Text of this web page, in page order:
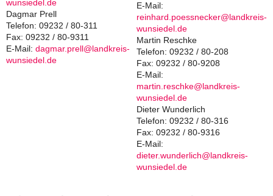
wunsiedel.de
Dagmar Prell
Telefon: 09232 / 80-311
Fax: 09232 / 80-9311
E-Mail: dagmar.prell@landkreis-
wunsiedel.de
E-Mail:
reinhard.poessnecker@landkreis-
wunsiedel.de
Martin Reschke
Telefon: 09232 / 80-208
Fax: 09232 / 80-9208
E-Mail:
martin.reschke@landkreis-
wunsiedel.de
Dieter Wunderlich
Telefon: 09232 / 80-316
Fax: 09232 / 80-9316
E-Mail:
dieter.wunderlich@landkreis-
wunsiedel.de